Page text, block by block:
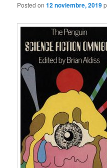
Posted on12 noviembre, 2019